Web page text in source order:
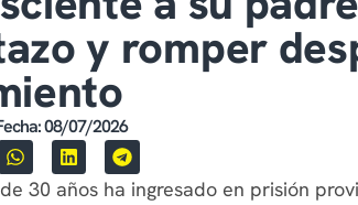
y romper
08/07/2026
30 años ha ingresado en prisión